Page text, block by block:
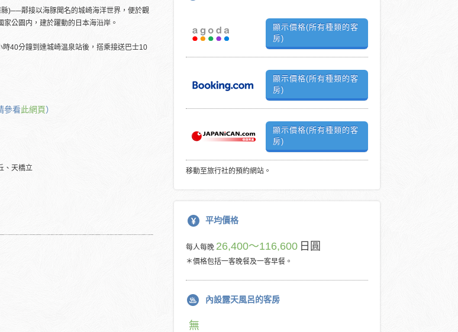
)──鄰接以海豚聞名的城崎海洋世界，便於觀
公園内，建於躍動的日本海沿岸。
40分鐘到達城崎温泉站後，搭乘接送巴士10
參看此網頁）
、天橋立
顯示價格(所有種類的客
房)
顯示價格(所有種類的客
房)
顯示價格(所有種類的客
房)
移動至旅行社的預約網站。
平均價格
每人每晚 26,400～116,600 日圓
＊價格包括一客晚餐及一客早餐。
內設露天風呂的客房
無